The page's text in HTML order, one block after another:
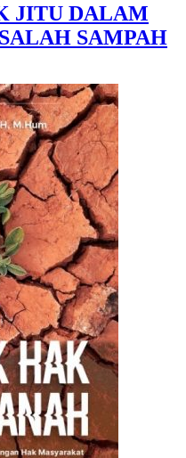
JITU DALAM
SAMPAH